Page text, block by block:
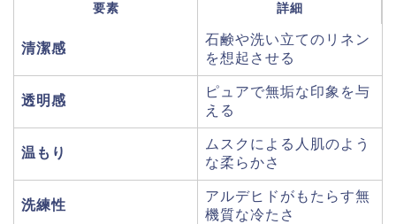
要素 詳細
清潔感
石鹸や洗い立てのリネン
を想起させる
透明感
ピュアで無垢な印象を与
える
温もり
ムスクによる人肌のよう
な柔らかさ
洗練性
アルデヒドがもたらす無
機質な冷たさ